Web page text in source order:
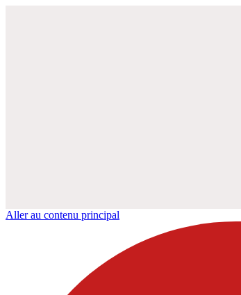
Aller au contenu principal